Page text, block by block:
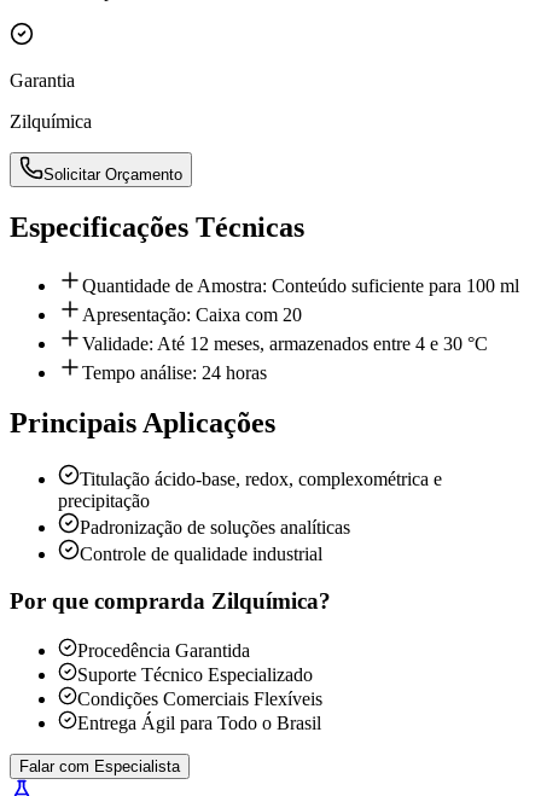
Garantia
Zilquímica
Solicitar Orçamento
Especificações Técnicas
Quantidade de Amostra: Conteúdo suficiente para 100 ml
Apresentação: Caixa com 20
Validade: Até 12 meses, armazenados entre 4 e 30 °C
Tempo análise: 24 horas
Principais Aplicações
Titulação ácido-base, redox, complexométrica e
precipitação
Padronização de soluções analíticas
Controle de qualidade industrial
Por que comprarda Zilquímica?
Procedência Garantida
Suporte Técnico Especializado
Condições Comerciais Flexíveis
Entrega Ágil para Todo o Brasil
Falar com Especialista